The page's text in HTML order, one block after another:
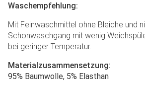
Waschempfehlung:
Mit Feinwaschmittel ohne Bleiche und
Schonwaschgang mit wenig
bei geringer Temperatur.
Materialzusammensetzung:
95% Baumwolle, 5% Elasthan